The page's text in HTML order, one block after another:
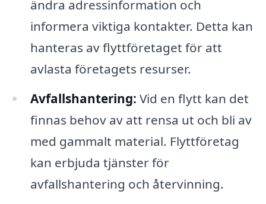
ändra adressinformation och
informera viktiga kontakter. Detta kan
hanteras av flyttföretaget för att
avlasta företagets resurser.
Avfallshantering: Vid en flytt kan det
finnas behov av att rensa ut och bli av
med gammalt material. Flyttföretag
kan erbjuda tjänster för
avfallshantering och återvinning.